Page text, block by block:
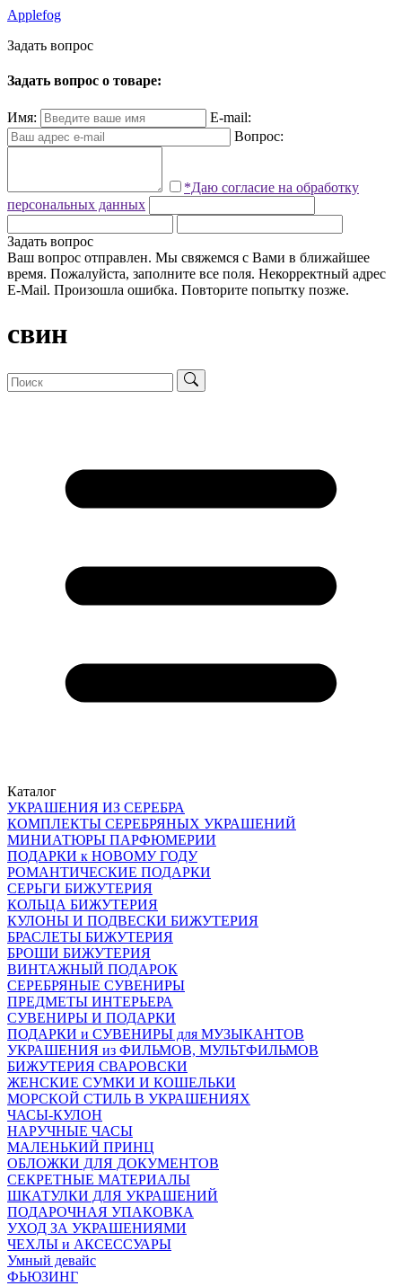
Applefog
Задать вопрос
Задать вопрос о товаре:
Имя:
E-mail:
Вопрос:
*Даю согласие на обработку
персональных данных
Задать вопрос
Ваш вопрос отправлен. Мы свяжемся с Вами в ближайшее
время. Пожалуйста, заполните все поля. Некорректный адрес
E-Mail. Произошла ошибка. Повторите попытку позже.
свин
Каталог
УКРАШЕНИЯ ИЗ СЕРЕБРА
КОМПЛЕКТЫ СЕРЕБРЯНЫХ УКРАШЕНИЙ
МИНИАТЮРЫ ПАРФЮМЕРИИ
ПОДАРКИ к НОВОМУ ГОДУ
РОМАНТИЧЕСКИЕ ПОДАРКИ
СЕРЬГИ БИЖУТЕРИЯ
КОЛЬЦА БИЖУТЕРИЯ
КУЛОНЫ И ПОДВЕСКИ БИЖУТЕРИЯ
БРАСЛЕТЫ БИЖУТЕРИЯ
БРОШИ БИЖУТЕРИЯ
ВИНТАЖНЫЙ ПОДАРОК
СЕРЕБРЯНЫЕ СУВЕНИРЫ
ПРЕДМЕТЫ ИНТЕРЬЕРА
СУВЕНИРЫ И ПОДАРКИ
ПОДАРКИ и СУВЕНИРЫ для МУЗЫКАНТОВ
УКРАШЕНИЯ из ФИЛЬМОВ, МУЛЬТФИЛЬМОВ
БИЖУТЕРИЯ СВАРОВСКИ
ЖЕНСКИЕ СУМКИ И КОШЕЛЬКИ
МОРСКОЙ СТИЛЬ В УКРАШЕНИЯХ
ЧАСЫ-КУЛОН
НАРУЧНЫЕ ЧАСЫ
МАЛЕНЬКИЙ ПРИНЦ
ОБЛОЖКИ ДЛЯ ДОКУМЕНТОВ
СЕКРЕТНЫЕ МАТЕРИАЛЫ
ШКАТУЛКИ ДЛЯ УКРАШЕНИЙ
ПОДАРОЧНАЯ УПАКОВКА
УХОД ЗА УКРАШЕНИЯМИ
ЧEХЛЫ и АКСЕССУАРЫ
Умный девайс
ФЬЮЗИНГ